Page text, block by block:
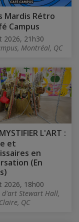
Mardis Rétro
Campus
2026, 21h30
Montréal, QC
L'ART :
et
en
(En
2026, 18h00
d'art Stewart Hall,
QC